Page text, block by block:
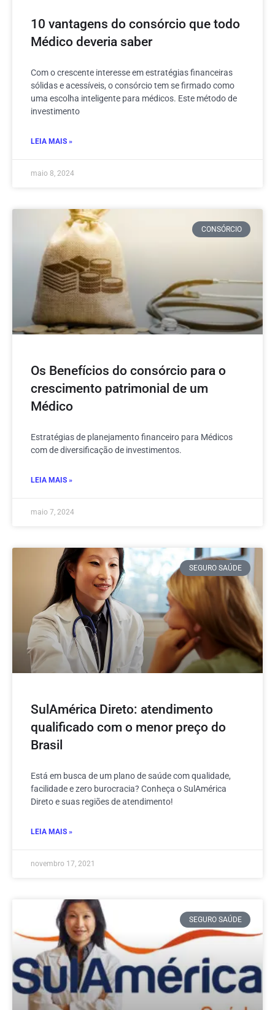
10 vantagens do consórcio que todo
Médico deveria saber
Com o crescente interesse em estratégias financeiras
sólidas e acessíveis, o consórcio tem se firmado como
uma escolha inteligente para médicos. Este método de
investimento
LEIA MAIS »
maio 8, 2024
CONSÓRCIO
Os Benefícios do consórcio para o
crescimento patrimonial de um
Médico
Estratégias de planejamento financeiro para Médicos
com de diversificação de investimentos.
LEIA MAIS »
maio 7, 2024
SEGURO SAÚDE
SulAmérica Direto: atendimento
qualificado com o menor preço do
Brasil
Está em busca de um plano de saúde com qualidade,
facilidade e zero burocracia? Conheça o SulAmérica
Direto e suas regiões de atendimento!
LEIA MAIS »
novembro 17, 2021
SEGURO SAÚDE